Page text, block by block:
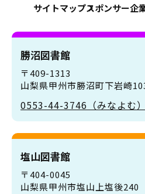
サイトマップスポンサー企
勝沼図書館
〒409-1313
山梨県甲州市勝沼町下岩崎
0553-44-3746（みなよむ）
塩山図書館
〒404-0045
山梨県甲州市塩山上塩後240
おはな